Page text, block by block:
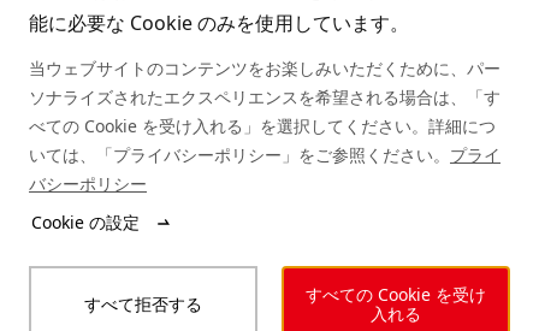
役員一覧
持続可能な発展
キャリア
ニュース
シリアル番号照会
アフターサービス
取扱商社一覧
03-6459-0528
法的事項 個人情報保護方針 インテグリティ
能に必要な Cookie のみを使用しています。
当ウェブサイトのコンテンツをお楽しみいただくために、パー
ソナライズされたエクスペリエンスを希望される場合は、「す
べての Cookie を受け入れる」を選択してください。詳細につ
いては、「プライバシーポリシー」をご参照ください。 プライ
バシーポリシー
Cookie の設定
すべて拒否する
すべての Cookie を受け
入れる